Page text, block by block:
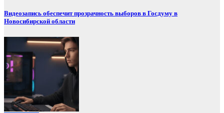
Видеозапись обеспечит прозрачность выборов в Госдуму в
Новосибирской области